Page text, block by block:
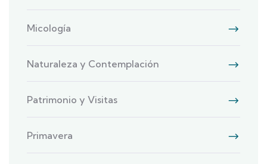
Micología
Naturaleza y Contemplación
Patrimonio y Visitas
Primavera